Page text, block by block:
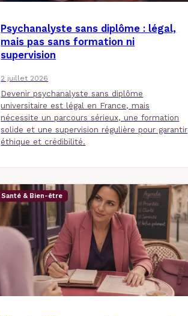
Psychanalyste sans diplôme : légal,
mais pas sans formation ni
supervision
2 juillet 2026
Devenir psychanalyste sans diplôme
universitaire est légal en France, mais
nécessite un parcours sérieux, une formation
solide et une supervision régulière pour garantir
éthique et crédibilité.
Santé & Bien-être